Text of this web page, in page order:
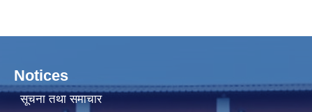
Notices
सूचना तथा समाचार